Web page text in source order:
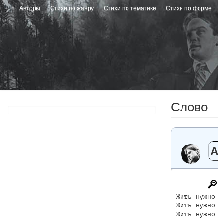
Перейти
к
основному
содержанию
Авторы Стихи по жанру Стихи по тематике Стихи по форме
Слово
Жить
Жить нужно
Жить